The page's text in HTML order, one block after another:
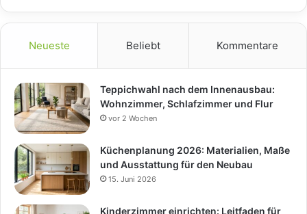
Neueste Beliebt Kommentare
Teppichwahl nach dem Innenausbau:
Wohnzimmer, Schlafzimmer und Flur
vor 2 Wochen
Küchenplanung 2026: Materialien, Maße
und Ausstattung für den Neubau
15. Juni 2026
Kinderzimmer einrichten: Leitfaden für